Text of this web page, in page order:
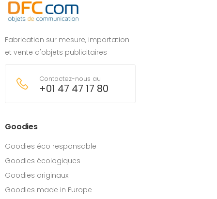
Fabrication sur mesure, importation
et vente d'objets publicitaires
Contactez-nous au
+01 47 47 17 80
Goodies
Goodies éco responsable
Goodies écologiques
Goodies originaux
Goodies made in Europe